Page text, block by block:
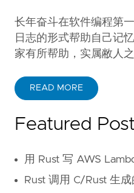
长年奋斗在软件编程第
日志的形式帮助自己记
家有所帮助，实属敝人之
READ MORE
Featured
用 Rust 写 AWS
Rust 调用 C/Rust 生